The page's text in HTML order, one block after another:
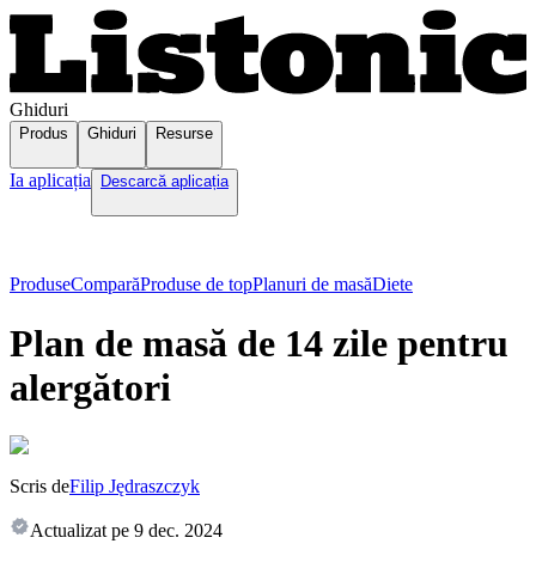
Ghiduri
Produs Ghiduri Resurse
Ia aplicația Descarcă aplicația
ProduseComparăProduse de topPlanuri de masăDiete
Plan de masă de 14 zile pentru
alergători
Scris deFilip Jędraszczyk
Actualizat pe 9 dec. 2024